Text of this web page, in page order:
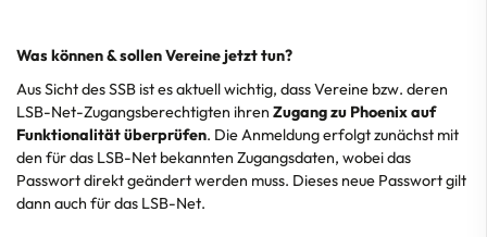
Was können & sollen Vereine jetzt tun?
Aus Sicht des SSB ist es aktuell wichtig, dass Vereine bzw. deren
LSB-Net-Zugangsberechtigten ihren Zugang zu Phoenix auf
Funktionalität überprüfen. Die Anmeldung erfolgt zunächst mit
den für das LSB-Net bekannten Zugangsdaten, wobei das
Passwort direkt geändert werden muss. Dieses neue Passwort gilt
dann auch für das LSB-Net.